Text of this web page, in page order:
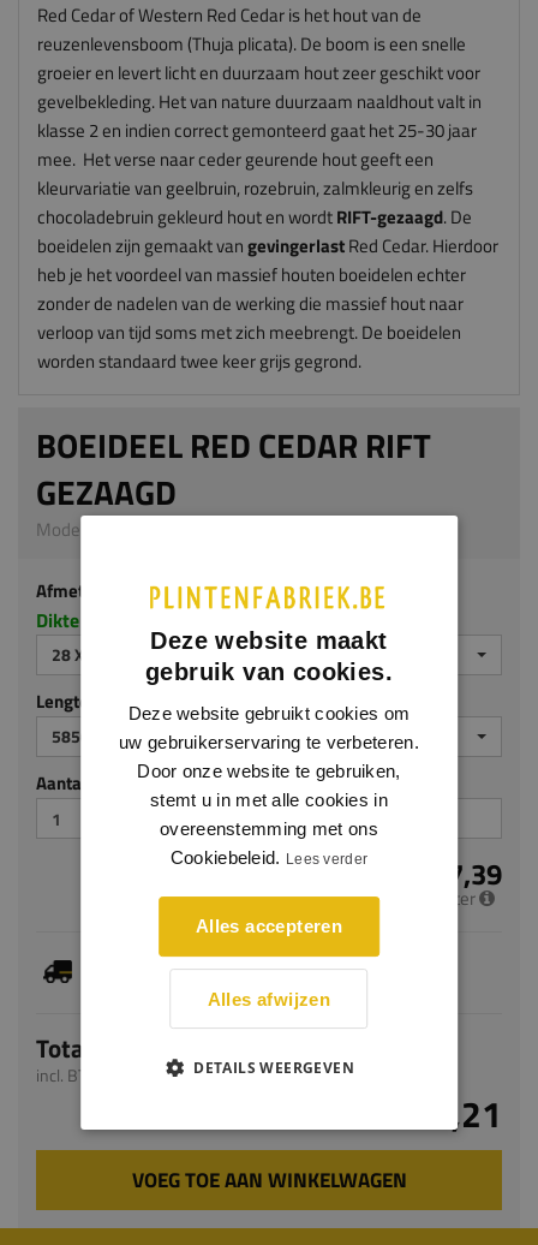
Red Cedar of Western Red Cedar is het hout van de
reuzenlevensboom (Thuja plicata). De boom is een snelle
groeier en levert licht en duurzaam hout zeer geschikt voor
gevelbekleding. Het van nature duurzaam naaldhout valt in
klasse 2 en indien correct gemonteerd gaat het 25-30 jaar
mee. Het verse naar ceder geurende hout geeft een
kleurvariatie van geelbruin, rozebruin, zalmkleurig en zelfs
chocoladebruin gekleurd hout en wordtRIFT-gezaagd. De
boeidelen zijn gemaakt vangevingerlastRed Cedar.Hierdoor
heb je het voordeel van massief houten boeidelen echter
zonder de nadelen van de werking die massief hout naar
verloop van tijd soms met zich meebrengt. De boeidelen
worden standaard twee keer grijs gegrond.
BOEIDEEL RED CEDAR RIFT
GEZAAGD
Model 9502 | 28 x 385 mm | Red Cedar
Afmeting
Dikte x breedte in millimeters
28 X 385 MM
Lengte (mm)
5850
Aantal stuks
€ 87,39
per meter
Je hebt gekozen voor maatwerk, de verwachte
Totaal
incl. BTW
€ 511,21
VOEG TOE AAN WINKELWAGEN
Deze website maakt
gebruik van cookies.
Deze website gebruikt cookies om
uw gebruikerservaring te verbeteren.
Door onze website te gebruiken,
stemt u in met alle cookies in
overeenstemming met ons
Cookiebeleid. Lees verder
Alles accepteren
Alles afwijzen
DETAILS WEERGEVEN